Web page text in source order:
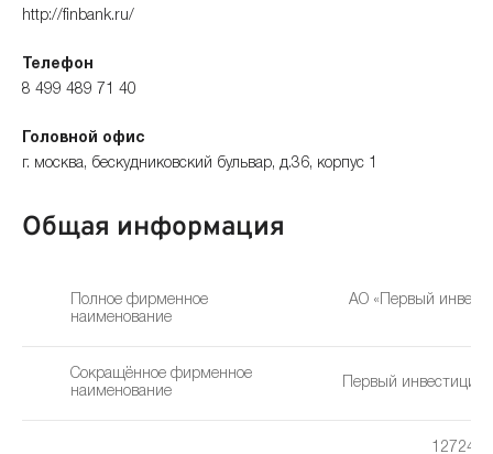
http://finbank.ru/
Телефон
8 499 489 71 40
Головной офис
г. москва, бескудниковский бульвар, д.36, корпус 1
Общая информация
Полное фирменное
наименование
АО «Первый
Сокращённое фирменное
наименование
Первый
127247,